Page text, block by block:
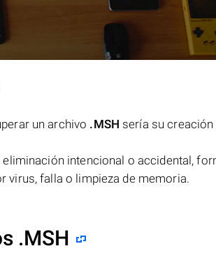
un archivo .MSH sería su creación
eliminación intencional o accidental,
virus, falla o limpieza de memoria.
.MSH